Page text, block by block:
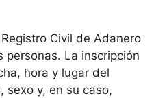
Civil de Adanero
personas. La inscripción
hora y lugar del
sexo y, en su caso,